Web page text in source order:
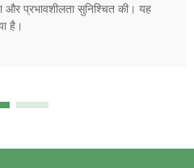
और प्रभावशीलता सुनिश्चित की। यह
है।